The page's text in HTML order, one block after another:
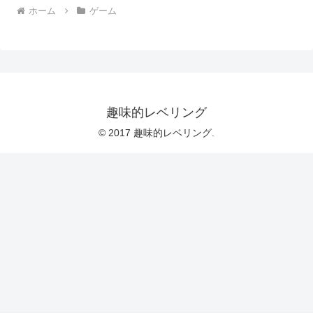
ホーム ゲーム
趣味的レベリング
© 2017 趣味的レベリング.